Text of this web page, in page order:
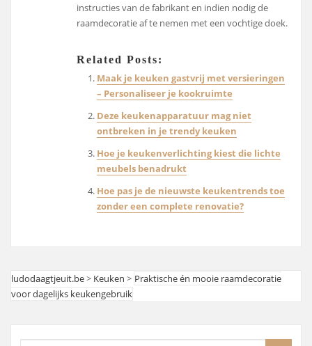
instructies van de fabrikant en indien nodig de
raamdecoratie af te nemen met een vochtige doek.
Related Posts:
Maak je keuken gastvrij met versieringen
– Personaliseer je kookruimte
Deze keukenapparatuur mag niet
ontbreken in je trendy keuken
Hoe je keukenverlichting kiest die lichte
meubels benadrukt
Hoe pas je de nieuwste keukentrends toe
zonder een complete renovatie?
ludodaagtjeuit.be> Keuken > Praktische én mooie raamdecoratie
voor dagelijks keukengebruik